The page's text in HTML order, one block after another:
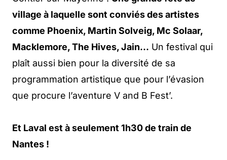
village à laquelle sont conviés des artistes
comme Phoenix, Martin Solveig, Mc Solaar,
Macklemore, The Hives, Jain… Un festival qui
plaît aussi bien pour la diversité de sa
programmation artistique que pour l’évasion
que procure l’aventure V and B Fest’.
Et Laval est à seulement 1h30 de train de
Nantes !